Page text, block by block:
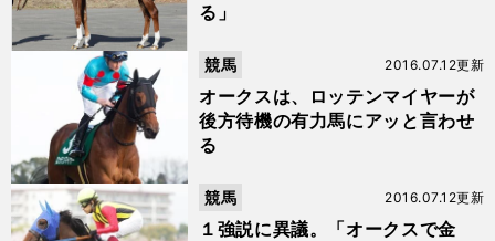
る」
オークスは、ロッテンマイヤーが
後方待機の有力馬にアッと言わせ
る
2016.07.12更新
競馬
１強説に異議。「オークスで金
2016.07.12更新
競馬